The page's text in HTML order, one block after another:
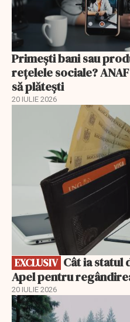
Primești bani sau
reţelele sociale?
să plătești
20 IULIE 2026
EXCLUSIV
Apel pentru
20 IULIE 2026